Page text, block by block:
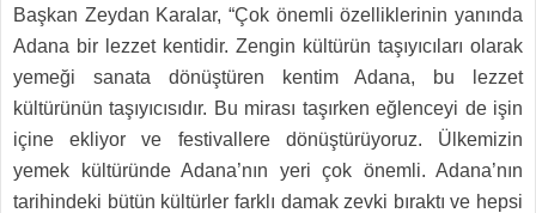
Başkan Zeydan Karalar, “Çok önemli özelliklerinin yanında
Adana bir lezzet kentidir. Zengin kültürün taşıyıcıları olarak
yemeği sanata dönüştüren kentim Adana, bu lezzet
kültürünün taşıyıcısıdır. Bu mirası taşırken eğlenceyi de işin
içine ekliyor ve festivallere dönüştürüyoruz. Ülkemizin
yemek kültüründe Adana’nın yeri çok önemli. Adana’nın
tarihindeki bütün kültürler farklı damak zevki bıraktı ve hepsi